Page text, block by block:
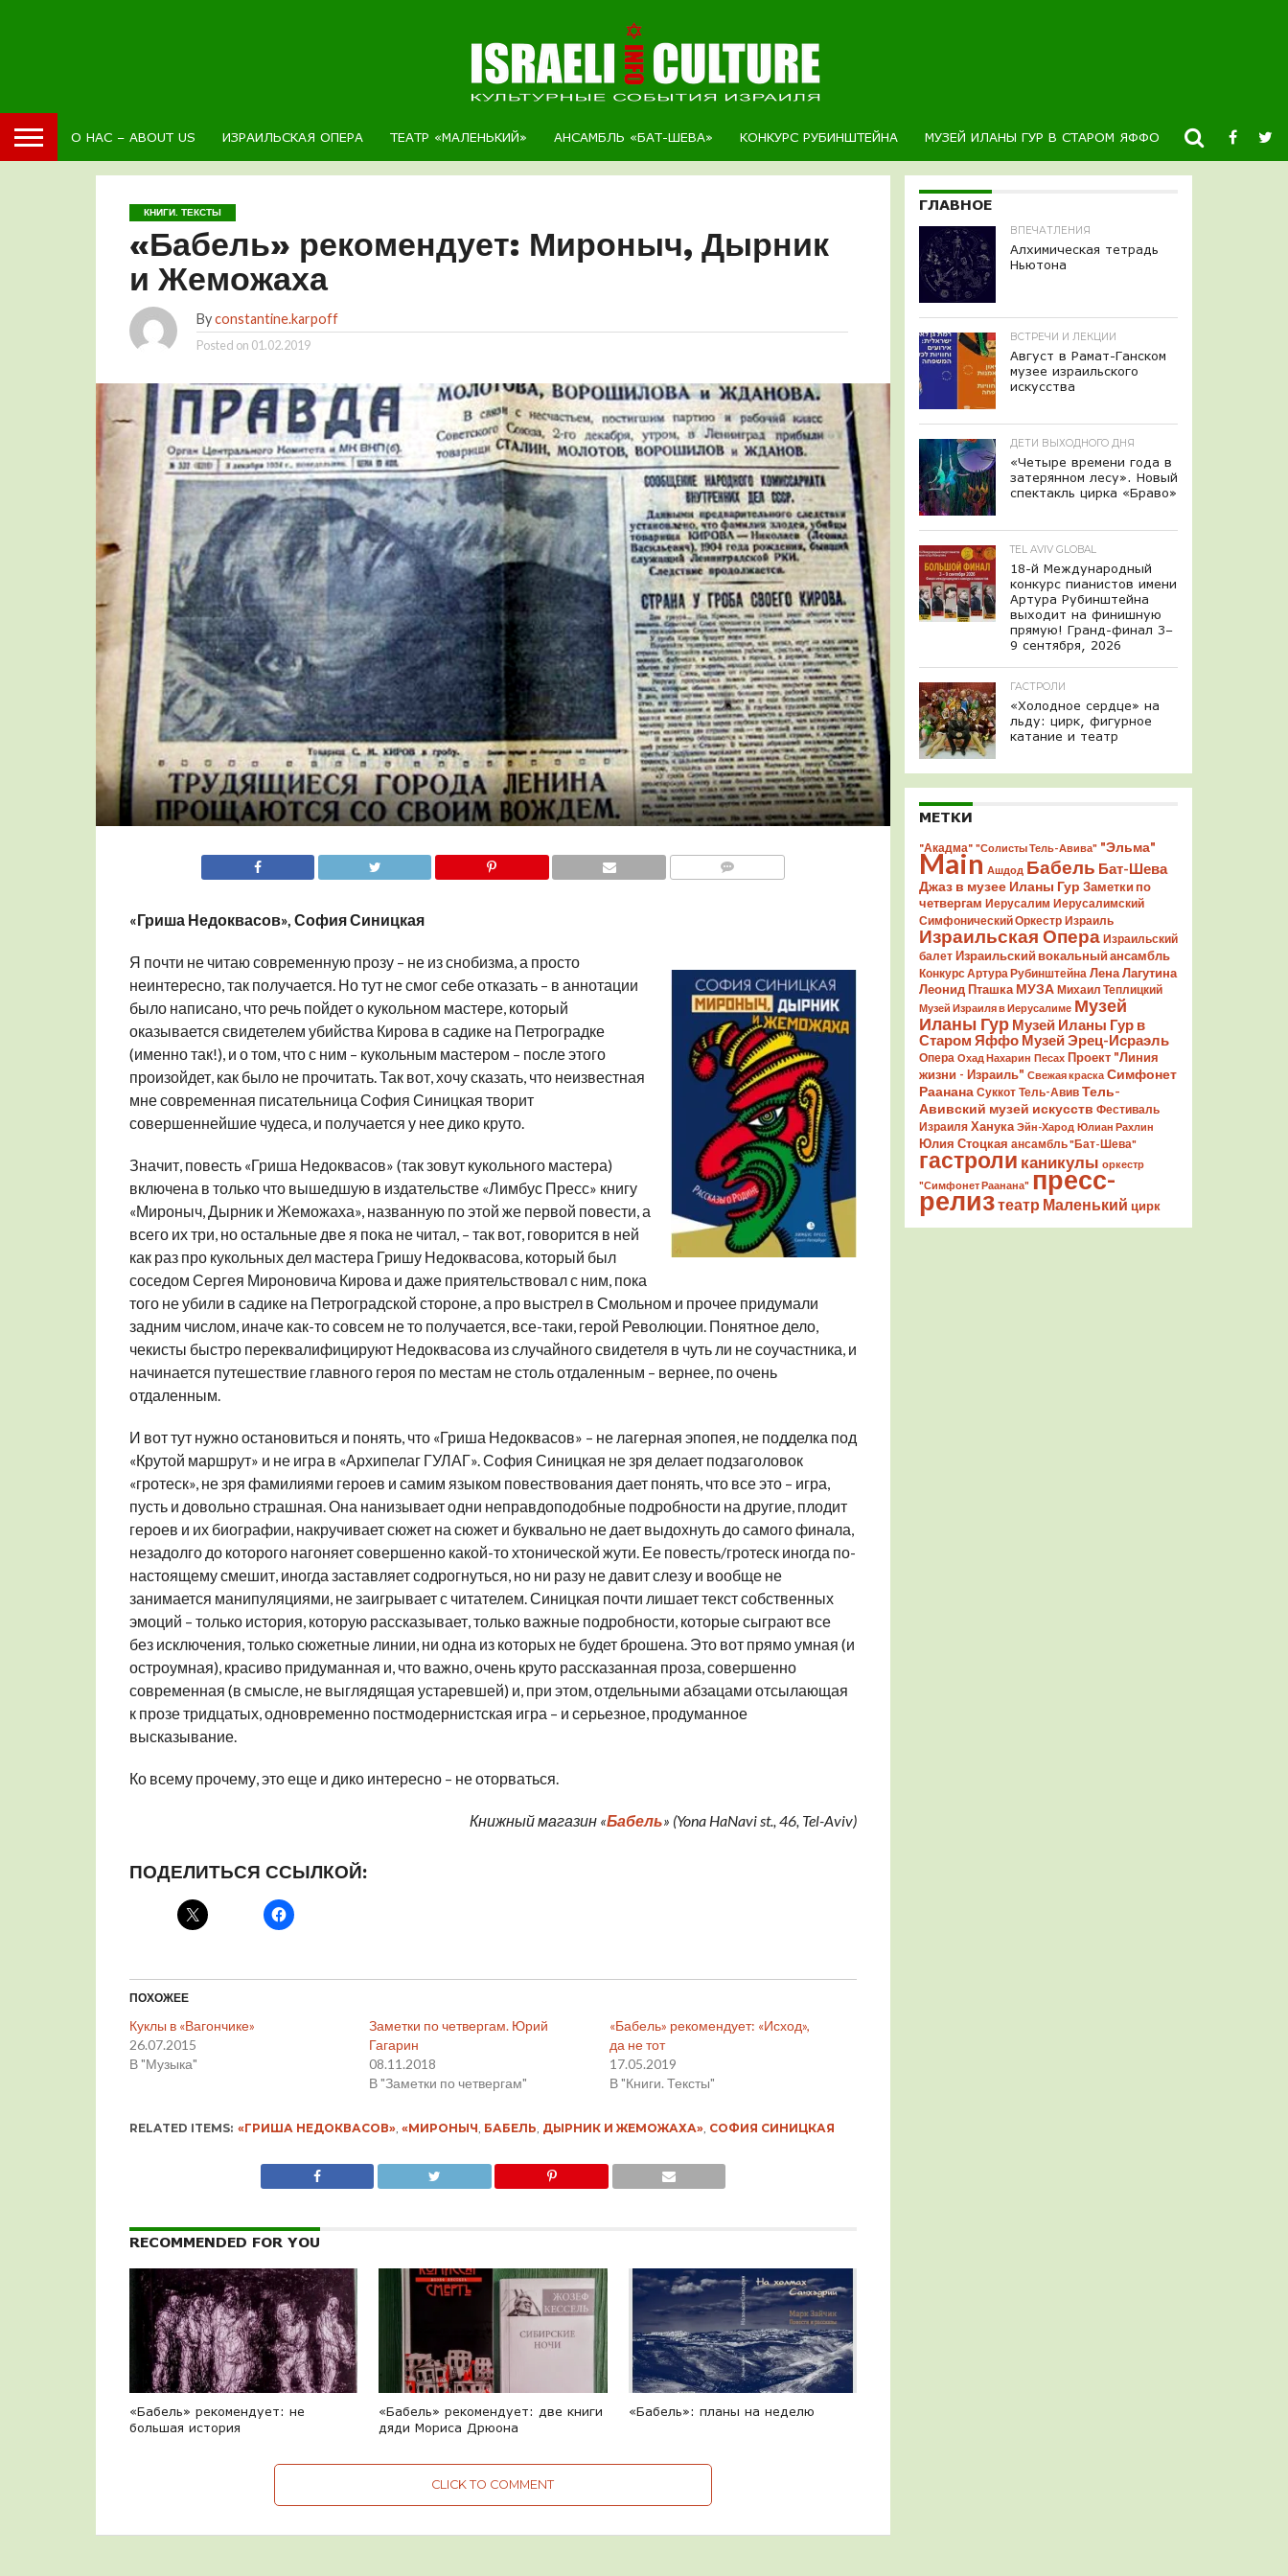
О НАС – ABOUT US ИЗРАИЛЬСКАЯ ОПЕРА ТЕАТР «МАЛЕНЬКИЙ» АНСАМБЛЬ «БАТ-ШЕВА» КОНКУРС РУБИНШТЕЙНА МУЗЕЙ ИЛАНЫ ГУР В СТАРОМ ЯФФО НОВОСТИ
КНИГИ. ТЕКСТЫ
«Бабель» рекомендует: Мироныч, Дырник
и Жеможаха
Byconstantine.karpoff
Posted on 01.02.2019
«Гриша Недоквасов», София Синицкая
Я почти не читаю современную прозу – не из снобизма, а просто
неинтересно, так получается. Но тут не смог себе отказать – в аннотации
было написано, что речь пойдет о кукольном мастере, который
оказывается свидетелем убийства Кирова в садике на Петроградке
(именно так!), и о том, что с ним – кукольным мастером – после этого
произойдет, как было не прочитать. Так вот, хочу сказать, что неизвестная
мне современная писательница София Синицкая творит
совершеннейшие чудеса, и получается у нее дико круто.
Значит, повесть «Гриша Недоквасов» (так зовут кукольного мастера)
включена в только что вышедшую в издательстве «Лимбус Пресс» книгу
«Мироныч, Дырник и Жеможаха», названную по этой же первой повести, а
всего их три, но остальные две я пока не читал, – так вот, говорится в ней
как раз про кукольных дел мастера Гришу Недоквасова, который был
соседом Сергея Мироновича Кирова и даже приятельствовал с ним, пока
того не убили в садике на Петроградской стороне, а про выстрел в Смольном и прочее придумали
задним числом, иначе как-то совсем не то получается, все-таки, герой Революции. Понятное дело,
чекисты быстро переквалифицируют Недоквасова из случайного свидетеля в чуть ли не соучастника, и
начинается путешествие главного героя по местам не столь отдаленным – вернее, по очень
отдаленным.
И вот тут нужно остановиться и понять, что «Гриша Недоквасов» – не лагерная эпопея, не подделка под
«Крутой маршрут» и не игра в «Архипелаг ГУЛАГ». София Синицкая не зря делает подзаголовок
«гротеск», не зря фамилиями героев и самим языком повествования дает понять, что все это – игра,
пусть и довольно страшная. Она нанизывает одни неправдоподобные подробности на другие, плодит
героев и их биографии, накручивает сюжет на сюжет и буквально не дает выдохнуть до самого финала,
незадолго до которого нагоняет совершенно какой-то хтонической жути. Ее повесть/гротеск иногда по-
настоящему смешит, иногда заставляет содрогнуться, но ни разу не давит слезу и вообще не
занимается манипуляциями, не заигрывает с читателем. Синицкая почти лишает текст собственных
эмоций – только история, которую рассказывает, только важные подробности, которые сыграют все
без исключения, только сюжетные линии, ни одна из которых не будет брошена. Это вот прямо умная (и
остроумная), красиво придуманная и, что важно, очень круто рассказанная проза, совершенно
современная (в смысле, не выглядящая устаревшей) и, при этом, отдельными абзацами отсылающая
к прозе тридцатых, одновременно постмодернистская игра – и серьезное, продуманное
высказывание.
Ко всему прочему, это еще и дико интересно – не оторваться.
Книжный магазин «Бабель» (Yona HaNavi st., 46, Tel-Aviv)
ПОДЕЛИТЬСЯ ССЫЛКОЙ:
ПОХОЖЕЕ
Куклы в «Вагончике»
26.07.2015
В "Музыка"
Заметки по четвергам. Юрий
Гагарин
08.11.2018
В "Заметки по четвергам"
«Бабель» рекомендует: «Исход»,
да не тот
17.05.2019
В "Книги. Тексты"
RELATED ITEMS: «ГРИША НЕДОКВАСОВ», «МИРОНЫЧ БАБЕЛЬ ДЫРНИК И ЖЕМОЖАХА», СОФИЯ СИНИЦКАЯ
RECOMMENDED FOR YOU
«Бабель» рекомендует: не
большая история
«Бабель» рекомендует: две книги
дяди Мориса Дрюона
«Бабель»: планы на неделю
CLICK TO COMMENT
ГЛАВНОЕ
ВПЕЧАТЛЕНИЯ
Алхимическая тетрадь
Ньютона
ВСТРЕЧИ И ЛЕКЦИИ
Август в Рамат-Ганском
музее израильского
искусства
ДЕТИ ВЫХОДНОГО ДНЯ
«Четыре времени года в
затерянном лесу». Новый
спектакль цирка «Браво»
TEL AVIV GLOBAL
18-й Международный
конкурс пианистов имени
Артура Рубинштейна
выходит на финишную
прямую! Гранд-финал 3–
9 сентября, 2026
ГАСТРОЛИ
«Холодное сердце» на
льду: цирк, фигурное
катание и театр
МЕТКИ
"Акадма" "Солисты Тель-Авива" "Эльма"
Main Ашдод Бабель Бат-Шева
Джаз в музее Иланы Гур Заметки по
четвергам Иерусалим Иерусалимский
Симфонический Оркестр Израиль
Израильская Опера Израильский
балет Израильский вокальный ансамбль
Конкурс Артура Рубинштейна Лена Лагутина
Леонид Пташка МУЗА Михаил Теплицкий
Музей Израиля в Иерусалиме Музей
Иланы Гур Музей Иланы Гур в
Старом Яффо Музей Эрец-Исраэль
Опера Охад Нахарин Песах Проект "Линия
жизни - Израиль" Свежая краска Симфонет
Раанана Суккот Тель-Авив Тель-
Авивский музей искусств Фестиваль
Израиля Ханука Эйн-Харод Юлиан Рахлин
Юлия Стоцкая ансамбль "Бат-Шева"
гастроли каникулы оркестр
"Симфонет Раанана" пресс-
релизтеатр Маленький цирк